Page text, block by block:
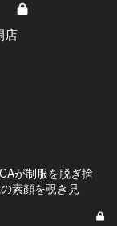
店
が制服を脱ぎ捨
素顔を覗き見